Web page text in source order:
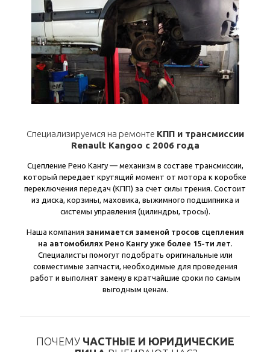
Специализируемся на ремонте КПП и трансмиссии
Renault Kangoo с 2006 года
Сцепление Рено Кангу — механизм в составе трансмиссии,
который передает крутящий момент от мотора к коробке
переключения передач (КПП) за счет силы трения. Состоит
из диска, корзины, маховика, выжимного подшипника и
системы управления (цилиндры, тросы).
Наша компания занимается заменой тросов сцепления
на автомобилях Рено Кангу уже более 15-ти лет
Специалисты помогут подобрать оригинальные или
совместимые запчасти, необходимые для проведения
работ и выполнят замену в кратчайшие сроки по самым
выгодным ценам.
ПОЧЕМУ ЧАСТНЫЕ И ЮРИДИЧЕСКИЕ